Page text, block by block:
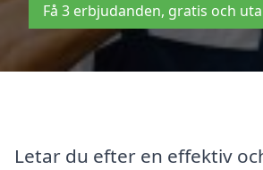
Få 3 erbjudanden, gratis och
Letar du efter en effektiv